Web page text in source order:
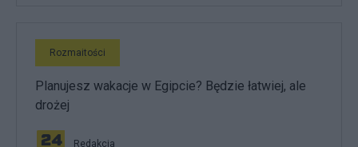
Rozmaitości
Planujesz wakacje w Egipcie? Będzie łatwiej, ale
drożej
Redakcja